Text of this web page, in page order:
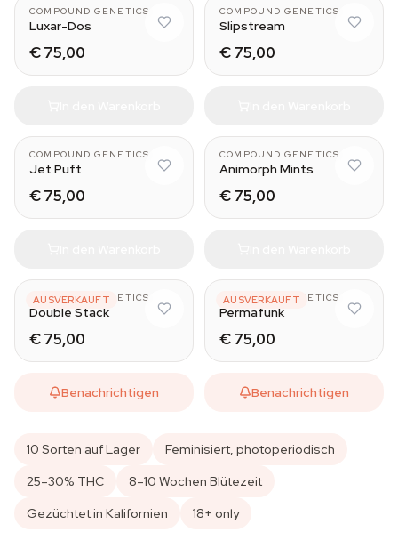
COMPOUND GENETICS
Luxar-Dos
€ 75,00
COMPOUND GENETICS
Slipstream
€ 75,00
COMPOUND GENETICS
Jet Puft
€ 75,00
COMPOUND GENETICS
Animorph Mints
€ 75,00
AUSVERKAUFT
COMPOUND GENETICS
Double Stack
€ 75,00
Benachrichtigen
AUSVERKAUFT
COMPOUND GENETICS
Permafunk
€ 75,00
Benachrichtigen
10 Sorten auf Lager
Feminisiert, photoperiodisch
25–30% THC
8–10 Wochen Blütezeit
Gezüchtet in Kalifornien
18+ only